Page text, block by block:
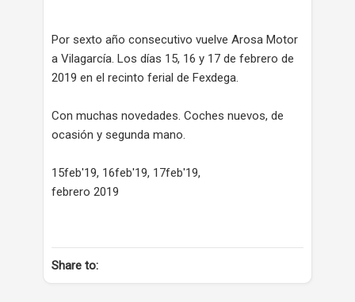
Por sexto año consecutivo vuelve Arosa Motor
a Vilagarcía. Los días 15, 16 y 17 de febrero de
2019 en el recinto ferial de Fexdega.
Con muchas novedades. Coches nuevos, de
ocasión y segunda mano.
15feb'19, 16feb'19, 17feb'19,
febrero 2019
Share to: